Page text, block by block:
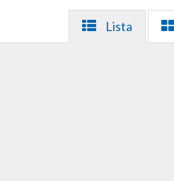
Lista